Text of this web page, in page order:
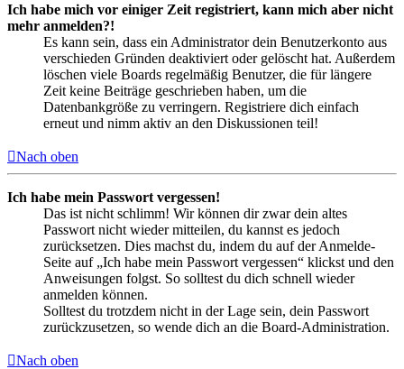
Ich habe mich vor einiger Zeit registriert, kann mich aber nicht
mehr anmelden?!
Es kann sein, dass ein Administrator dein Benutzerkonto aus
verschieden Gründen deaktiviert oder gelöscht hat. Außerdem
löschen viele Boards regelmäßig Benutzer, die für längere
Zeit keine Beiträge geschrieben haben, um die
Datenbankgröße zu verringern. Registriere dich einfach
erneut und nimm aktiv an den Diskussionen teil!
Nach oben
Ich habe mein Passwort vergessen!
Das ist nicht schlimm! Wir können dir zwar dein altes
Passwort nicht wieder mitteilen, du kannst es jedoch
zurücksetzen. Dies machst du, indem du auf der Anmelde-
Seite auf „Ich habe mein Passwort vergessen“ klickst und den
Anweisungen folgst. So solltest du dich schnell wieder
anmelden können.
Solltest du trotzdem nicht in der Lage sein, dein Passwort
zurückzusetzen, so wende dich an die Board-Administration.
Nach oben